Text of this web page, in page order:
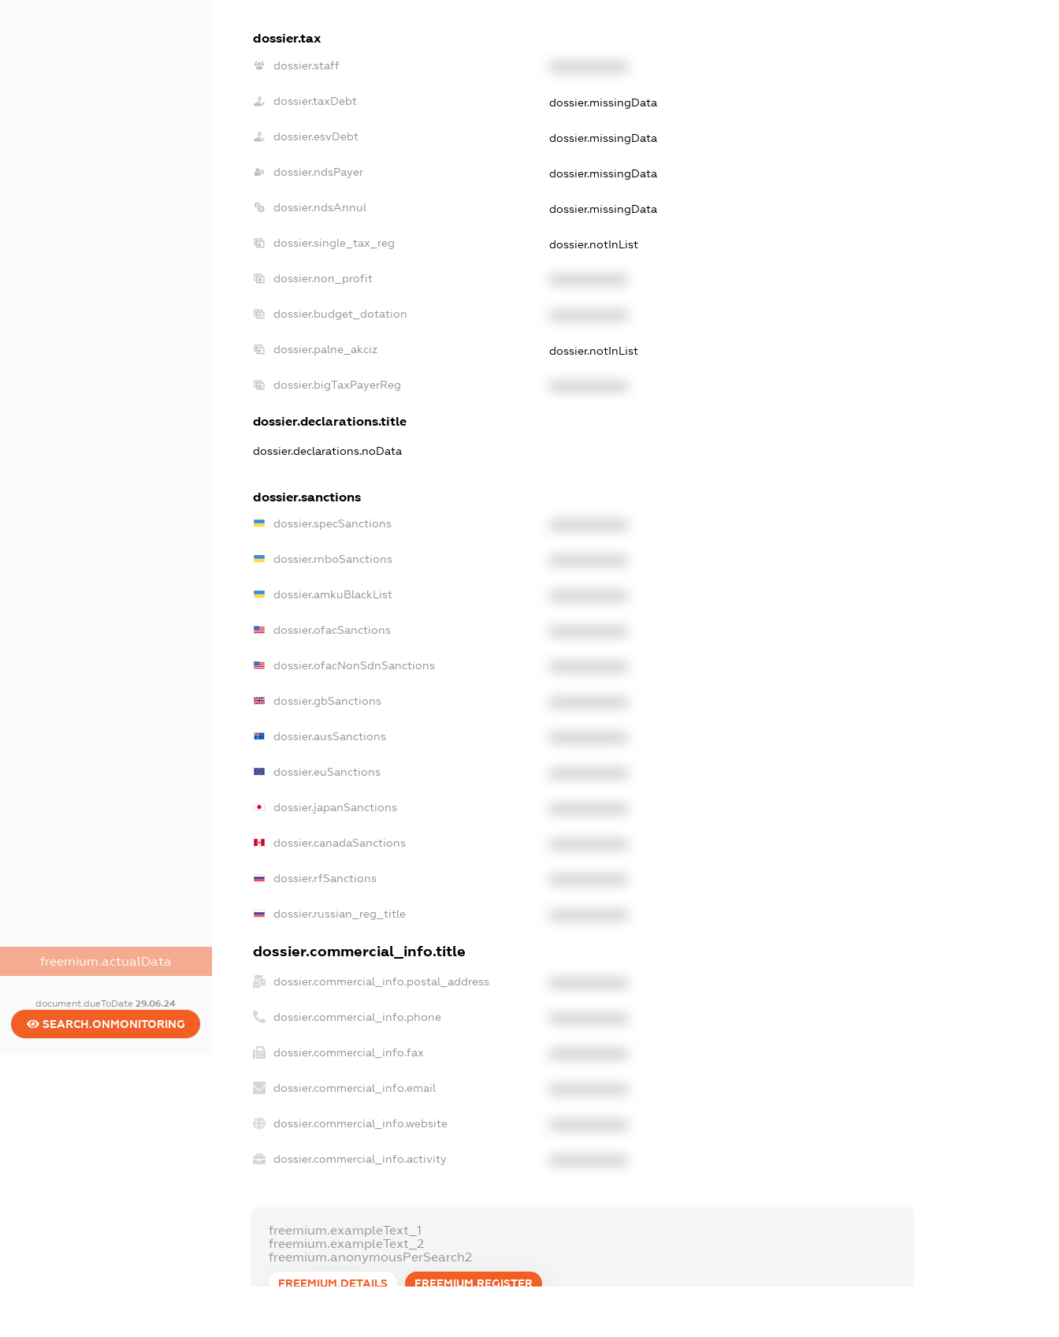
freemium.actualData
document.dueToDate29.06.24
SEARCH.ONMONITORING
dossier.tax
dossier.staff
dossier.taxDebt dossier.missingData
dossier.esvDebt dossier.missingData
dossier.ndsPayer dossier.missingData
dossier.ndsAnnul dossier.missingData
dossier.single_tax_reg dossier.notInList
dossier.non_profit
dossier.budget_dotation
dossier.palne_akciz dossier.notInList
dossier.bigTaxPayerReg
dossier.declarations.title
dossier.declarations.noData
dossier.sanctions
dossier.specSanctions
dossier.rnboSanctions
dossier.amkuBlackList
dossier.ofacSanctions
dossier.ofacNonSdnSanctions
dossier.gbSanctions
dossier.ausSanctions
dossier.euSanctions
dossier.japanSanctions
dossier.canadaSanctions
dossier.rfSanctions
dossier.russian_reg_title
dossier.commercial_info.title
dossier.commercial_info.postal_address
dossier.commercial_info.phone
dossier.commercial_info.fax
dossier.commercial_info.email
dossier.commercial_info.website
dossier.commercial_info.activity
freemium.exampleText_1
freemium.exampleText_2
freemium.anonymousPerSearch2
FREEMIUM.DETAILS FREEMIUM.REGISTER